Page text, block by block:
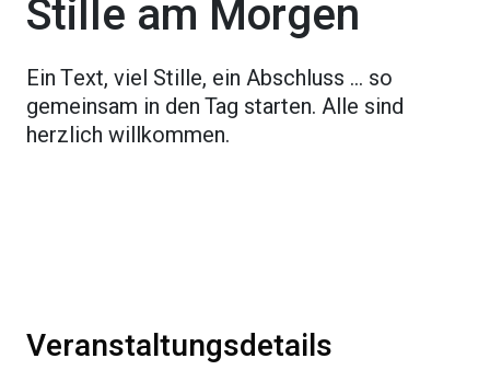
Stille am Morgen
Ein Text, viel Stille, ein Abschluss … so
gemeinsam in den Tag starten. Alle sind
herzlich willkommen.
Veranstaltungsdetails